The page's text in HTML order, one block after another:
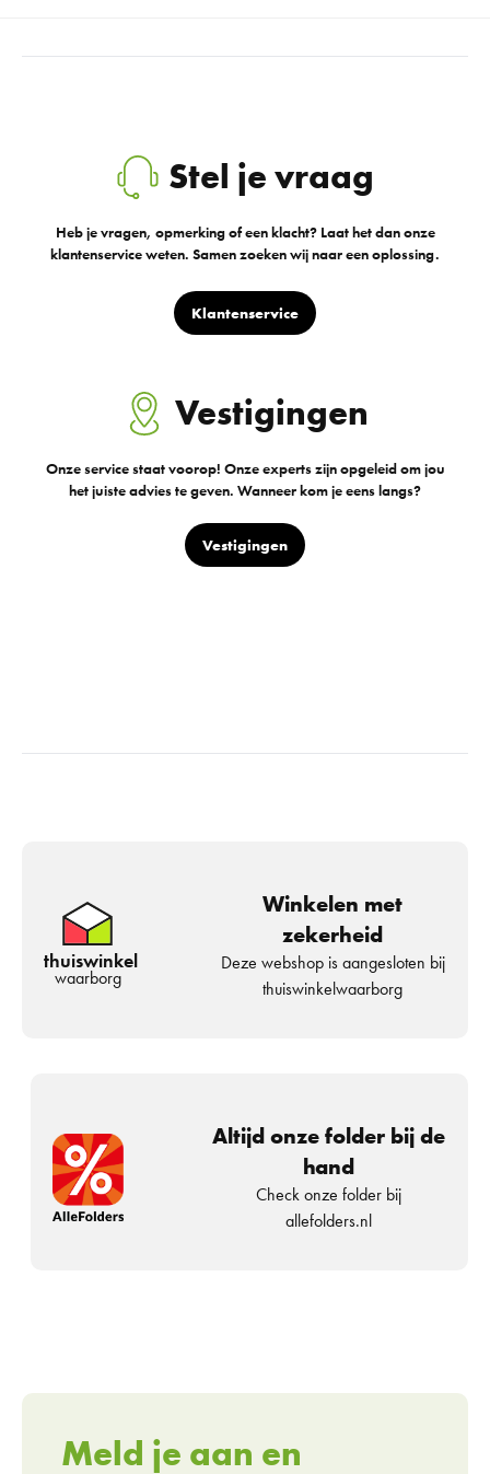
Stel je vraag
Heb je vragen, opmerking of een klacht? Laat het dan onze
klantenservice weten. Samen zoeken wij naar een oplossing.
Klantenservice
Vestigingen
Onze service staat voorop! Onze experts zijn opgeleid om jou
het juiste advies te geven. Wanneer kom je eens langs?
Vestigingen
thuiswinkel
waarborg
Winkelen met
zekerheid
Deze webshop is aangesloten bij
thuiswinkelwaarborg
Altijd onze folder bij de
hand
Check onze folder bij
allefolders.nl
Meld je aan en